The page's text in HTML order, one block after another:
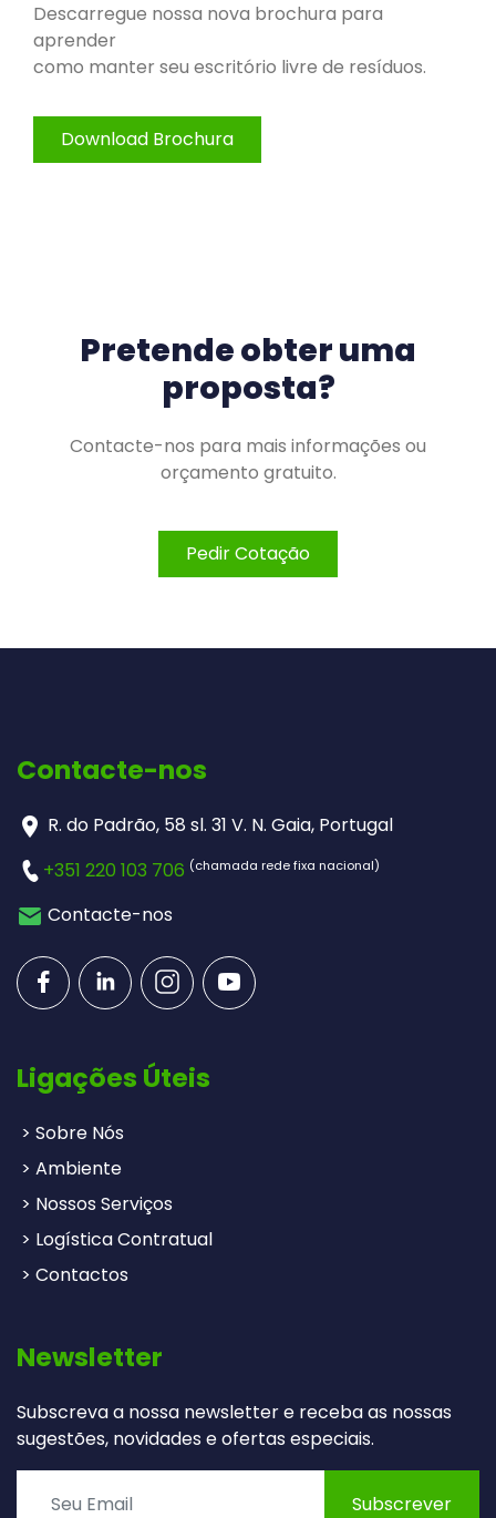
Descarregue nossa nova brochura para
aprender
como manter seu escritório livre de resíduos.
Download Brochura
Pretende obter uma
proposta?
Contacte-nos para mais informações ou
orçamento gratuito.
Pedir Cotação
Contacte-nos
R. do Padrão, 58 sl. 31 V. N. Gaia, Portugal
+351 220 103 706 (chamada rede fixa nacional)
Contacte-nos
Ligações Úteis
> Sobre Nós
> Ambiente
> Nossos Serviços
> Logística Contratual
> Contactos
Newsletter
Subscreva a nossa newsletter e receba as nossas
sugestões, novidades e ofertas especiais.
Subscrever